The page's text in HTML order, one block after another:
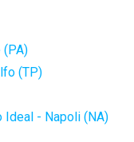
(TP)
Ideal - Napoli (NA)